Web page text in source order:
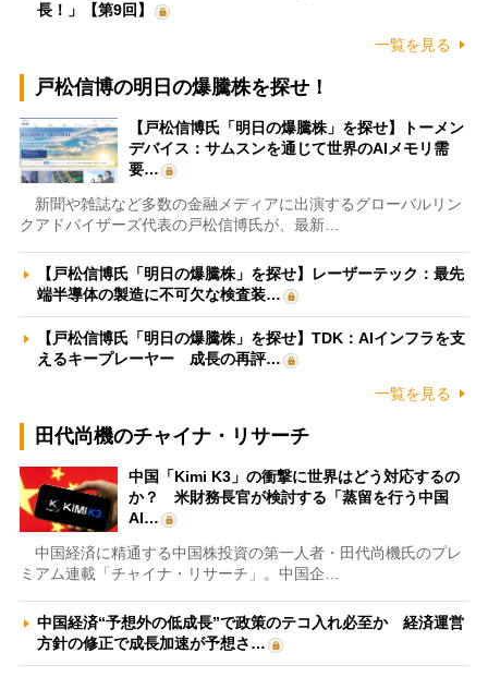
長！」【第9回】
一覧を見る
戸松信博の明日の爆騰株を探せ！
【戸松信博氏「明日の爆騰株」を探せ】トーメン
デバイス：サムスンを通じて世界のAIメモリ需
要…
新聞や雑誌など多数の金融メディアに出演するグローバルリン
クアドバイザーズ代表の戸松信博氏が、最新…
【戸松信博氏「明日の爆騰株」を探せ】レーザーテック：最先
端半導体の製造に不可欠な検査装…
【戸松信博氏「明日の爆騰株」を探せ】TDK：AIインフラを支
えるキープレーヤー 成長の再評…
一覧を見る
田代尚機のチャイナ・リサーチ
中国「Kimi K3」の衝撃に世界はどう対応するの
か？ 米財務長官が検討する「蒸留を行う中国
AI…
中国経済に精通する中国株投資の第一人者・田代尚機氏のプレ
ミアム連載「チャイナ・リサーチ」。中国企…
中国経済“予想外の低成長”で政策のテコ入れ必至か 経済運営
方針の修正で成長加速が予想さ…